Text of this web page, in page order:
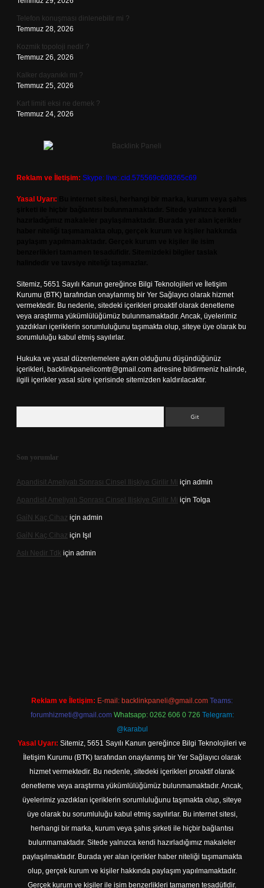
Telefon konuşması dinlenebilir mi ?
Temmuz 28, 2026
Kozmik topoloji nedir ?
Temmuz 26, 2026
Kalker dayanıklı mı ?
Temmuz 25, 2026
Kart limiti eksi ne demek ?
Temmuz 24, 2026
Reklam ve İletişim: Skype: live:.cid.575569c608265c69
Yasal Uyarı:
Sitemiz, 5651 Sayılı Kanun gereğince Bilgi Teknolojileri ve İletişim
Kurumu (BTK) tarafından onaylanmış bir Yer Sağlayıcı olarak hizmet
vermektedir. Bu nedenle, sitedeki içerikleri proaktif olarak denetleme
veya araştırma yükümlülüğümüz bulunmamaktadır. Ancak, üyelerimiz
yazdıkları içeriklerin sorumluluğunu taşımakta olup, siteye üye olarak bu
sorumluluğu kabul etmiş sayılırlar.
Hukuka ve yasal düzenlemelere aykırı olduğunu düşündüğünüz
içerikleri, backlinkpanelicomtr@gmail.com adresine bildirmeniz halinde,
ilgili içerikler yasal süre içerisinde sitemizden kaldırılacaktır.
Son yorumlar
Apandisit Ameliyatı Sonrası Cinsel Ilişkiye Girilir Mi için admin
Apandisit Ameliyatı Sonrası Cinsel Ilişkiye Girilir Mi için Tolga
Gai̇N Kaç Cihaz için admin
Gai̇N Kaç Cihaz için Işıl
Aslı Nedir Tdk için admin
Reklam ve İletişim: E-mail: backlinkpaneli@gmail.com Teams:
forumhizmeti@gmail.com Whatsapp: 0262 606 0 726 Telegram:
@karabul
Yasal Uyarı: Sitemiz, 5651 Sayılı Kanun gereğince Bilgi Teknolojileri ve
İletişim Kurumu (BTK) tarafından onaylanmış bir Yer Sağlayıcı olarak
hizmet vermektedir. Bu nedenle, sitedeki içerikleri proaktif olarak
denetleme veya araştırma yükümlülüğümüz bulunmamaktadır. Ancak,
üyelerimiz yazdıkları içeriklerin sorumluluğunu taşımakta olup, siteye
üye olarak bu sorumluluğu kabul etmiş sayılırlar. Bu internet sitesi,
herhangi bir marka, kurum veya şahıs şirketi ile hiçbir bağlantısı
bulunmamaktadır. Sitede yalnızca kendi hazırladığımız makaleler
paylaşılmaktadır. Burada yer alan içerikler haber niteliği taşımamakta
olup, gerçek kurum ve kişiler hakkında paylaşım yapılmamaktadır.
Gerçek kurum ve kişiler ile isim benzerlikleri tamamen tesadüfidir.